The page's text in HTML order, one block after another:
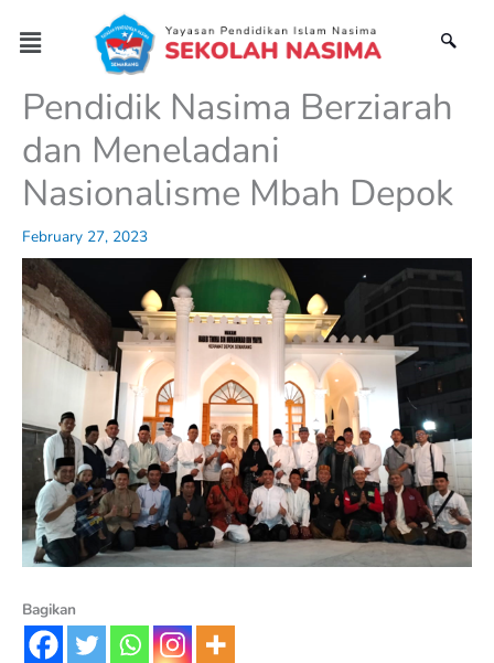
content
Menu
Pendidik Nasima Berziarah
dan Meneladani
Nasionalisme Mbah Depok
February 27, 2023
Bagikan